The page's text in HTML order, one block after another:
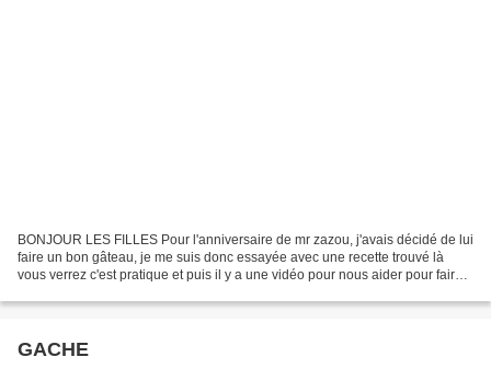
BONJOUR LES FILLES Pour l'anniversaire de mr zazou, j'avais décidé de lui
faire un bon gâteau, je me suis donc essayée avec une recette trouvé là
vous verrez c'est pratique et puis il y a une vidéo pour nous aider pour faire
GACHE